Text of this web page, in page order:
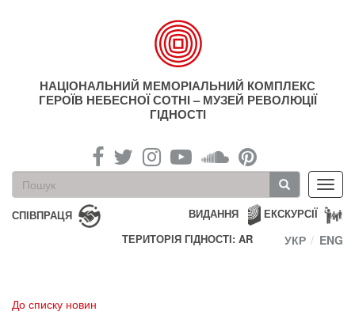
НАЦІОНАЛЬНИЙ МЕМОРІАЛЬНИЙ КОМПЛЕКС
ГЕРОЇВ НЕБЕСНОЇ СОТНІ – МУЗЕЙ РЕВОЛЮЦІЇ
ГІДНОСТІ
Пошукова
форма
Пошук
СПІВПРАЦЯ ЕКСКУРСІЇ
ВИДАННЯ
ТЕРИТОРІЯ ГІДНОСТІ: AR
УКР ENG
До списку новин